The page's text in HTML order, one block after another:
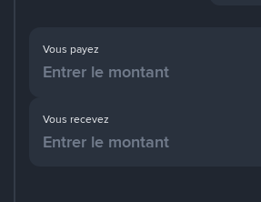
Vous payez
Vous recevez